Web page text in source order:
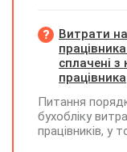
Витрати
сплачені з
працівника
Питання
бухобліку
працівників, у